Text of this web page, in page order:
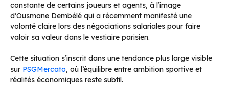
constante de certains joueurs et agents, à l’image
d’Ousmane Dembélé qui a récemment manifesté une
volonté claire lors des négociations salariales pour faire
valoir sa valeur dans le vestiaire parisien.
Cette situation s’inscrit dans une tendance plus large visible
sur PSGMercato, où l’équilibre entre ambition sportive et
réalités économiques reste subtil.